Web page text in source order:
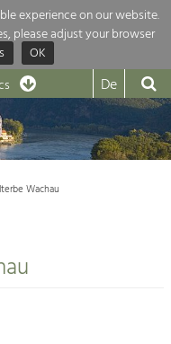
experience on our website.
please adjust your browser
OK Klima
De

diverse. Which is why we
here. For more
all projects in this context.
Wachau